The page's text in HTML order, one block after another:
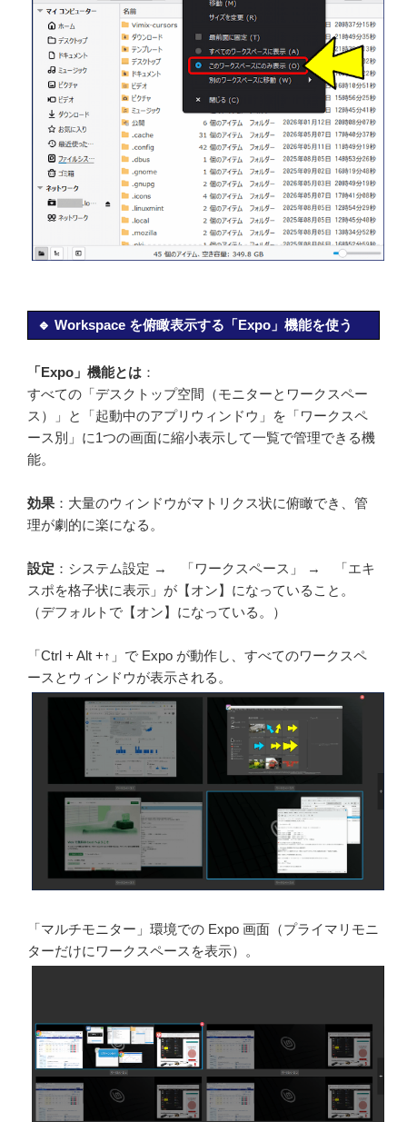
🔹 Workspace を俯瞰表示する「Expo」機能を使う
「Expo」機能とは ：
すべての「デスクトップ空間（モニターとワークスペー
ス）」と「起動中のアプリウィンドウ」を「ワークスペ
ース別」に1つの画面に縮小表示して一覧で管理できる機
能。
効果 ：大量のウィンドウがマトリクス状に俯瞰でき、管
理が劇的に楽になる。
設定 ：システム設定 → 「ワークスペース」 → 「エキ
スポを格子状に表示」が【オン】になっていること。
（デフォルトで【オン】になっている。）
「Ctrl + Alt +↑」で Expo が動作し、すべてのワークスペ
ースとウィンドウが表示される。
「マルチモニター」環境での Expo 画面（プライマリモニ
ターだけにワークスペースを表示）。